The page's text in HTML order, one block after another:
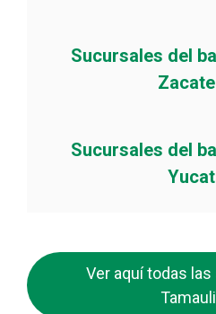
Sucursales del
Sucursales del
Ver aquí todas